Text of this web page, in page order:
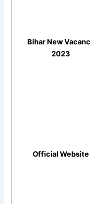
Bihar New
2023
Official Website